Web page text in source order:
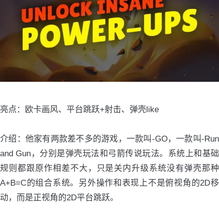
亮点：欧卡画风、平台跳跃+射击、弹壳like
介绍：他家有两款差不多的游戏，一款叫-GO，一款叫-Run
and Gun，分别是弹壳玩法和弓箭传说玩法。系统上和基础
规则都跟原作相差不大，只是关内升级系统没有弹壳那种
A+B=C的组合系统。另外操作和表现上不是俯视角的2D移
动，而是正视角的2D平台跳跃。